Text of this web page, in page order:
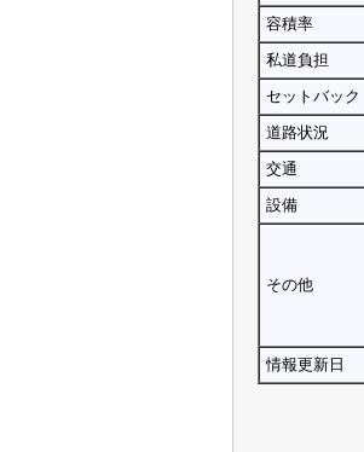
容積率
私道負担
セットバック
道路状況
交通
設備
その他
情報更新日